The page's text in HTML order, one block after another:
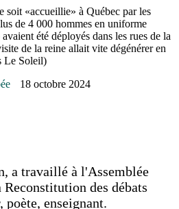
soit «accueillie» à Québec par les
de 4 000 hommes en uniforme
été déployés dans les rues de la
de la reine allait vite dégénérer en
Le Soleil)
18 octobre 2024
a travaillé à l'Assemblée
des débats
enseignant.